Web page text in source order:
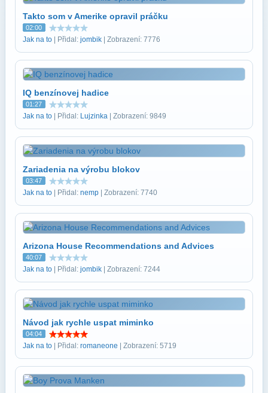
Takto som v Amerike opravil práčku
02:00
Jak na to | Přidal: jombik | Zobrazení: 7776
IQ benzínovej hadice
01:27
Jak na to | Přidal: Lujzinka | Zobrazení: 9849
Zariadenia na výrobu blokov
03:47
Jak na to | Přidal: nemp | Zobrazení: 7740
Arizona House Recommendations and Advices
40:07
Jak na to | Přidal: jombik | Zobrazení: 7244
Návod jak rychle uspat miminko
04:04
Jak na to | Přidal: romaneone | Zobrazení: 5719